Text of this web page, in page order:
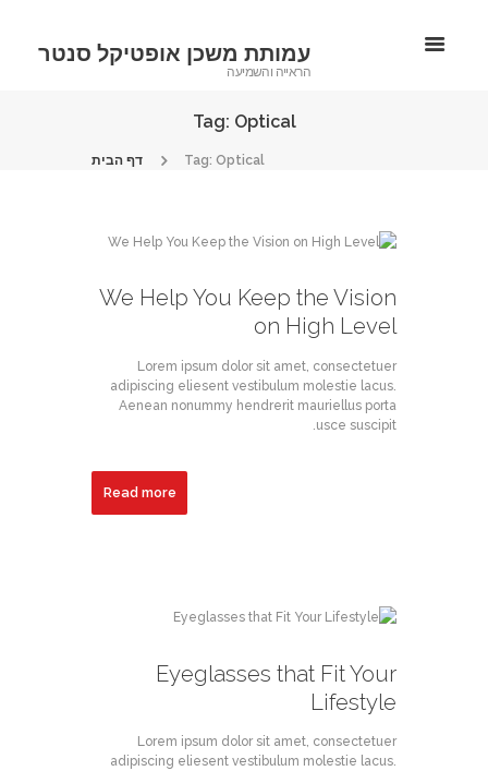
עמותת משכן אופטיקל סנטר
הראייה והשמיעה
Tag: Optical
דף הבית Tag: Optical
We Help You Keep the Vision
on High Level
Lorem ipsum dolor sit amet, consectetuer
adipiscing eliesent vestibulum molestie lacus.
Aenean nonummy hendrerit mauriellus porta
usce suscipit.
Read more
Eyeglasses that Fit Your
Lifestyle
Lorem ipsum dolor sit amet, consectetuer
adipiscing eliesent vestibulum molestie lacus.